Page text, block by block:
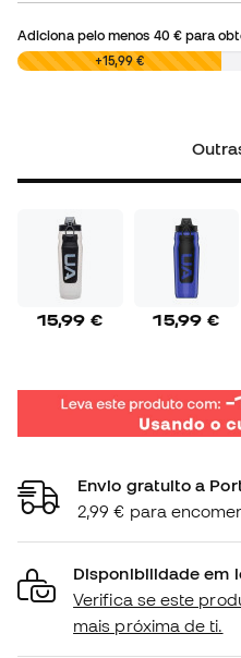
Adiciona pelo menos 40 €para
0,00 € +15,99 €
15,99 € 15,99 €
Envio gratuito a
2,99 € para
Disponibilidade em
Verifica se este
mais próxima de ti.